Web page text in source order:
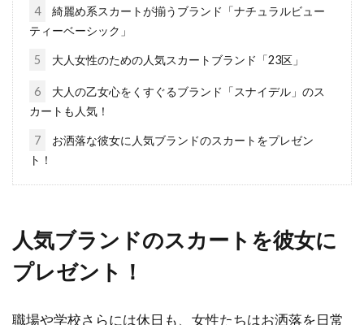
「最強のアウター」と称されるダウンアウター
ス」人気ブランドをご紹介！
デザイン...
4
綺麗め系スカートが揃うブランド「ナチュラルビュー
ティーベーシック」
5 大人女性のための人気スカートブランド「23区」
6
大人の乙女心をくすぐるブランド「スナイデル」のス
カートも人気！
7
お洒落な彼女に人気ブランドのスカートをプレゼン
ト！
人気ブランドのスカートを彼女に
プレゼント！
職場や学校さらには休日も、女性たちはお洒落を日常